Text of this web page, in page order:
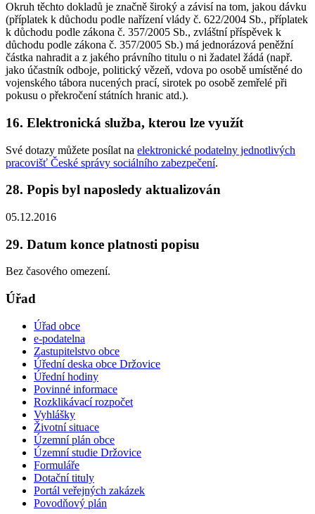
Okruh těchto dokladů je značně široký a závisí na tom, jakou dávku
(příplatek k důchodu podle nařízení vlády č. 622/2004 Sb., příplatek
k důchodu podle zákona č. 357/2005 Sb., zvláštní příspěvek k
důchodu podle zákona č. 357/2005 Sb.) má jednorázová peněžní
částka nahradit a z jakého právního titulu o ni žadatel žádá (např.
jako účastník odboje, politický vězeň, vdova po osobě umístěné do
vojenského tábora nucených prací, sirotek po osobě zemřelé při
pokusu o překročení státních hranic atd.).
16. Elektronická služba, kterou lze využít
Své dotazy můžete posílat na elektronické podatelny jednotlivých
pracovišť České správy sociálního zabezpečení.
28. Popis byl naposledy aktualizován
05.12.2016
29. Datum konce platnosti popisu
Bez časového omezení.
Úřad
Úřad obce
e-podatelna
Zastupitelstvo obce
Úřední deska obce Držovice
Úřední hodiny
Povinné informace
Rozklikávací rozpočet
Vyhlášky
Životní situace
Územní plán obce
Územní studie Držovice
Formuláře
Dotační tituly
Portál veřejných zakázek
Povodňový plán